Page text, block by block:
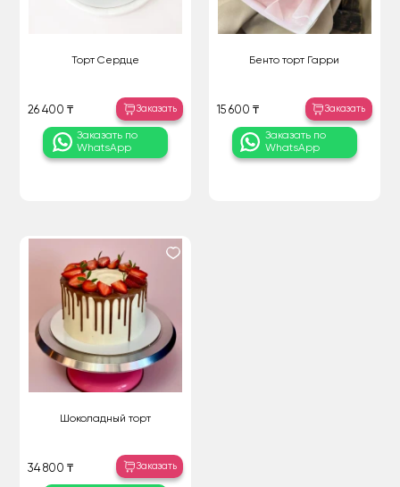
Торт Сердце
26 400 ₸ Заказать
Заказать по
WhatsApp
Бенто торт Гарри
15 600 ₸ Заказать
Заказать по
WhatsApp
Шоколадный торт
34 800 ₸ Заказать